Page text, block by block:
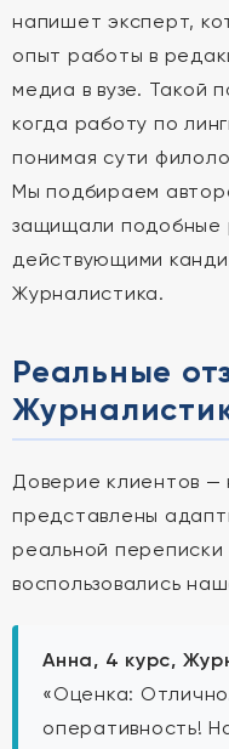
напишет эксперт,
опыт работы в
медиа в вузе. Такой
когда работу по
понимая сути
Мы подбираем
защищали подобные
действующими
Журналистика.
Реальные
Доверие клиентов —
представлены
реальной
воспользовались
Анна, 4 курс,
«Оценка:
оперативность!